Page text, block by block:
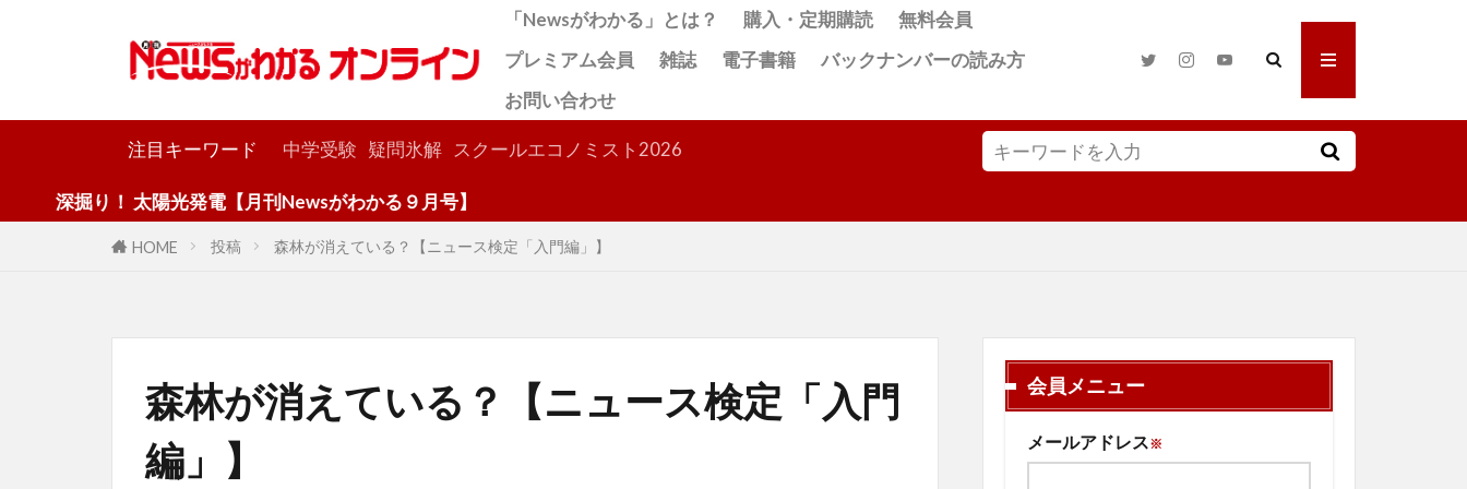
「Newsがわかる」とは？ 購入・定期購読
無料会員
プレミアム会員
雑誌 電子書籍
バックナンバーの読み方
お問い合わせ
注目キーワード 中学受験 疑問氷解 スクールエコノミスト2026
！ 太陽光発電【月刊Newsがわかる９月号】
HOME 投稿 森林が消えている？【ニュース検定「入門編」】
森林が消えている？【ニュース検定「入門
編」】
会員メニュー
メールアドレス※
検索